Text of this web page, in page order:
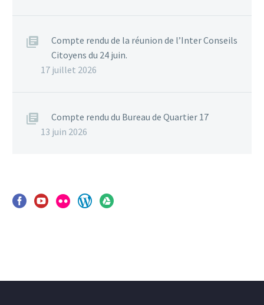
Compte rendu de la réunion de l’Inter Conseils
Citoyens du 24 juin.
17 juillet 2026
Compte rendu du Bureau de Quartier 17
13 juin 2026